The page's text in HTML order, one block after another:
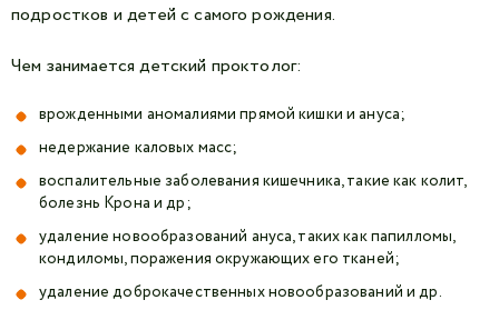
подростков и детей с самого рождения.
Чем занимается детский проктолог:
врожденными аномалиями прямой кишки и ануса;
недержание каловых масс;
воспалительные заболевания кишечника, такие как колит,
болезнь Крона и др;
удаление новообразований ануса, таких как папилломы,
кондиломы, поражения окружающих его тканей;
удаление доброкачественных новообразований и др.